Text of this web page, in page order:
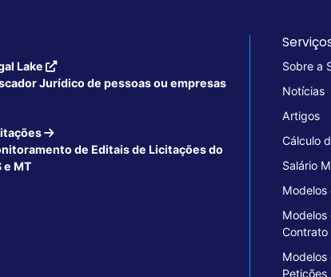
Lake
Jurídico de pessoas ou empresas
de Editais de Licitações do
e MT
Sobre a
Notícias
Artigos
Cálculo
Salário
Modelos
Modelos
Contrato
Modelos
Petições